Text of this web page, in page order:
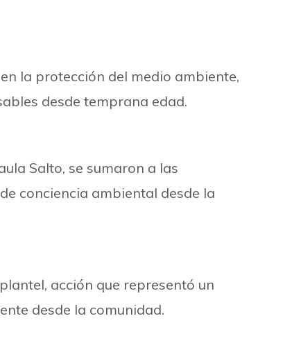
la protección del medio ambiente,
desde temprana edad.
Salto, se sumaron a las
conciencia ambiental desde la
acción que representó un
desde la comunidad.